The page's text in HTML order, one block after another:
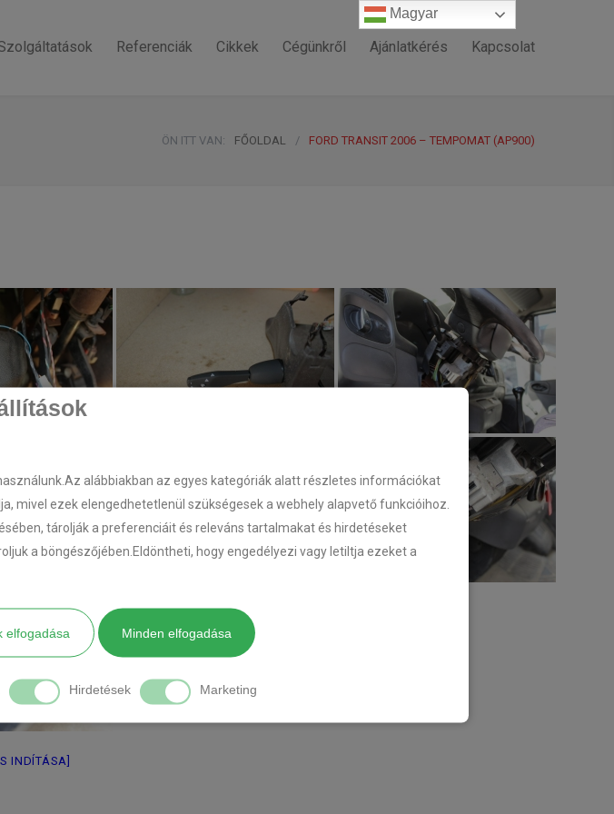
alábbiakban az egyes kategóriák alatt részletes információkat
mivel ezek elengedhetetlenül szükségesek a webhely alapvető funkcióihoz.
tárolják a preferenciáit és releváns tartalmakat és hirdetéseket
a böngészőjében.Eldöntheti, hogy engedélyezi vagy letiltja ezeket a
elfogadása Minden elfogadása
Hirdetések Marketing
Referenciák Cikkek Cégünkről Ajánlatkérés Kapcsolat
ÖN ITT VAN: FŐOLDAL / FORD TRANSIT 2006 – TEMPOMAT (AP900)
INDÍTÁSA]
Magyar